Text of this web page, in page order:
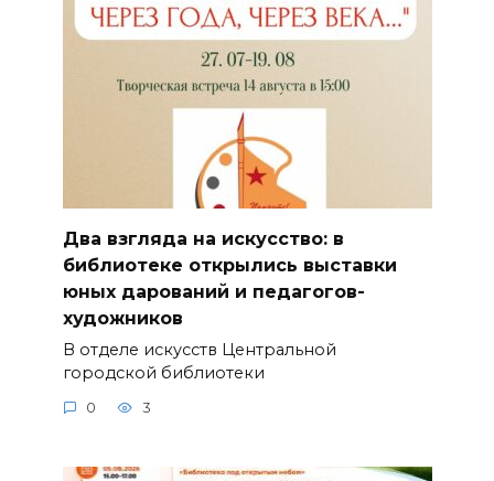
Два взгляда на искусство: в
библиотеке открылись выставки
юных дарований и педагогов-
художников
В отделе искусств Центральной
городской библиотеки
0 3